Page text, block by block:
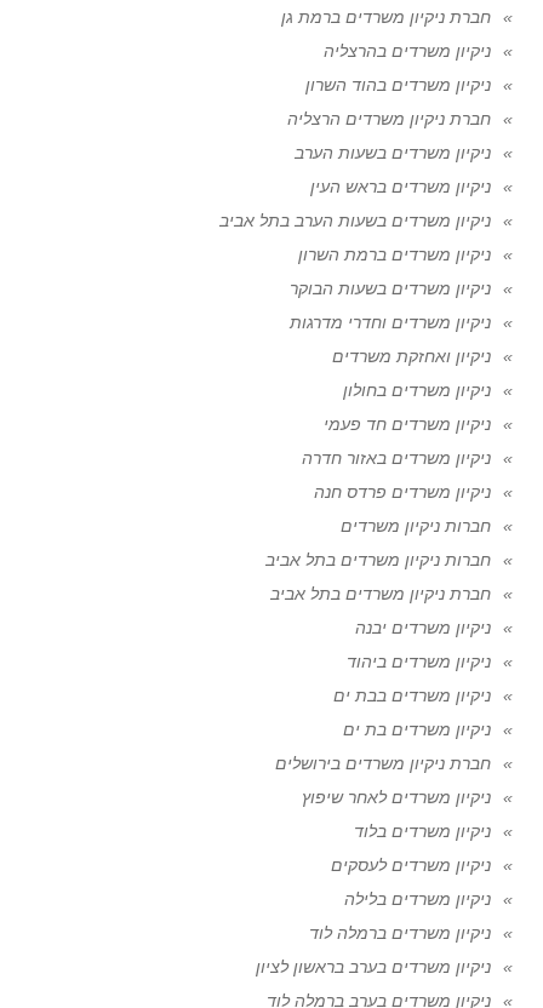
חברת ניקיון משרדים ברמת גן
ניקיון משרדים בהרצליה
ניקיון משרדים בהוד השרון
חברת ניקיון משרדים הרצליה
ניקיון משרדים בשעות הערב
ניקיון משרדים בראש העין
ניקיון משרדים בשעות הערב בתל אביב
ניקיון משרדים ברמת השרון
ניקיון משרדים בשעות הבוקר
ניקיון משרדים וחדרי מדרגות
ניקיון ואחזקת משרדים
ניקיון משרדים בחולון
ניקיון משרדים חד פעמי
ניקיון משרדים באזור חדרה
ניקיון משרדים פרדס חנה
חברות ניקיון משרדים
חברות ניקיון משרדים בתל אביב
חברת ניקיון משרדים בתל אביב
ניקיון משרדים יבנה
ניקיון משרדים ביהוד
ניקיון משרדים בבת ים
ניקיון משרדים בת ים
חברת ניקיון משרדים בירושלים
ניקיון משרדים לאחר שיפוץ
ניקיון משרדים בלוד
ניקיון משרדים לעסקים
ניקיון משרדים בלילה
ניקיון משרדים ברמלה לוד
ניקיון משרדים בערב בראשון לציון
ניקיון משרדים בערב ברמלה לוד